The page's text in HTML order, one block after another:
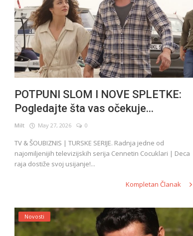
POTPUNI SLOM I NOVE SPLETKE:
Pogledajte šta vas očekuje...
Milt May 27, 2026 0
TV & ŠOUBIZNIS | TURSKE SERIJE. Radnja jedne od
najomiljenijih televizijskih serija Cennetin Cocuklari | Deca
raja dostiže svoj usijanje!...
Kompletan Članak
Novosti